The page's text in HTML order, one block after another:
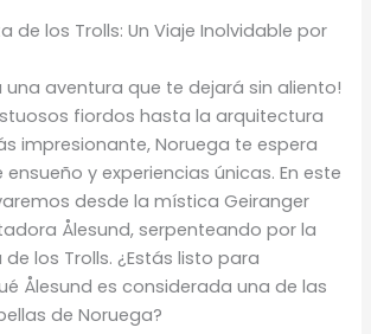
de los Trolls: Un Viaje Inolvidable por
una aventura que te dejará sin aliento!
fiordos hasta la arquitectura
impresionante, Noruega te espera
y experiencias únicas. En este
desde la mística Geiranger
Ålesund, serpenteando por la
los Trolls. ¿Estás listo para
Ålesund es considerada una de las
de Noruega?